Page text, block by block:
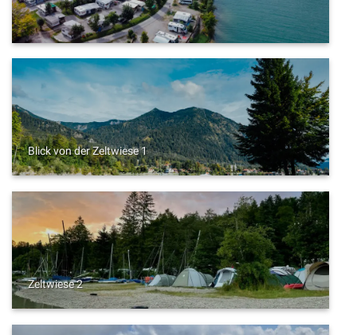
Blick von der Zeltwiese 1
Zeltwiese 2